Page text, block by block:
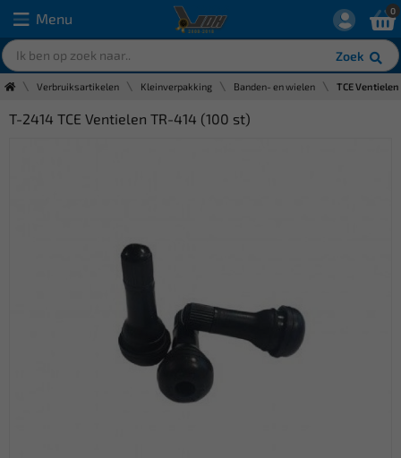
Menu
Zoek
0
Verbruiksartikelen Kleinverpakking Banden- en wielen TCE
T-2414 TCE Ventielen TR-414 (100 st)